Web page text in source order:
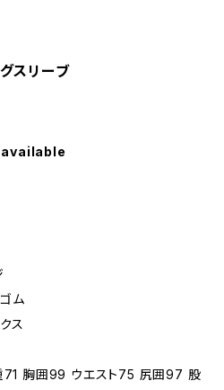
スリーブ
ム
ス
71 胸囲99 ウエスト75 尻囲97 股